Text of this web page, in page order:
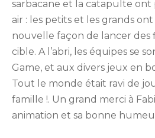
sarbacane et la catapulte ont
air : les petits et les grands
nouvelle façon de lancer des
cible. A l’abri, les équipes se
Game, et aux divers jeux en
Tout le monde était ravi de
famille !. Un grand merci à
animation et sa bonne